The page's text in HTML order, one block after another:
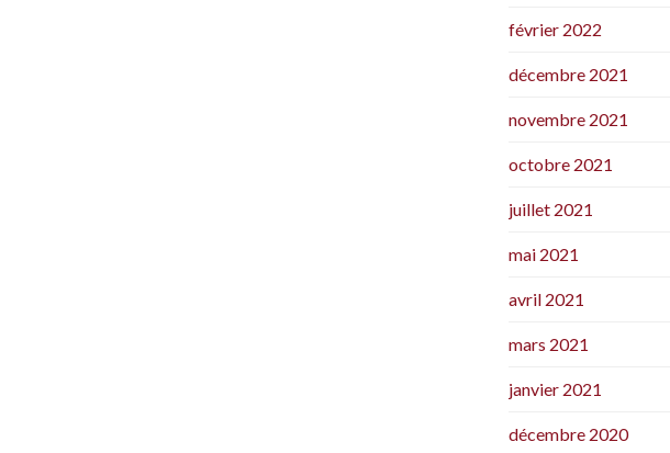
février 2022
décembre 2021
novembre 2021
octobre 2021
juillet 2021
mai 2021
avril 2021
mars 2021
janvier 2021
décembre 2020